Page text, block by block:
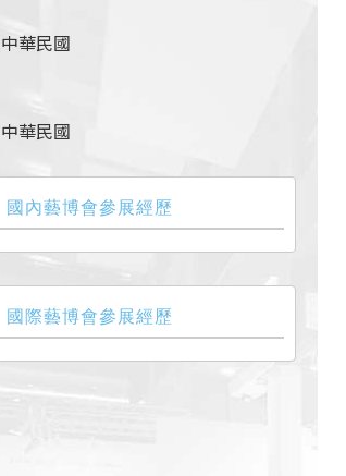
中華民國
中華民國
國內藝博會參展經歷
國際藝博會參展經歷